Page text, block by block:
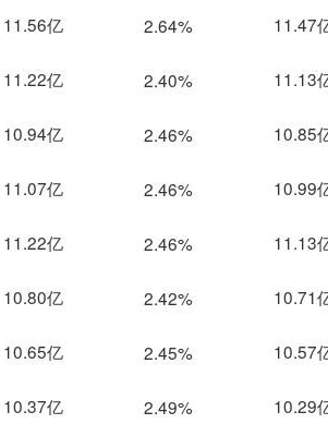
11.56亿 2.64% 11.47
11.22亿 2.40% 11.13
10.94亿 2.46% 10.85
11.07亿 2.46% 10.99
11.22亿 2.46% 11.13
10.80亿 2.42% 10.71
10.65亿 2.45% 10.57
10.37亿 2.49% 10.29